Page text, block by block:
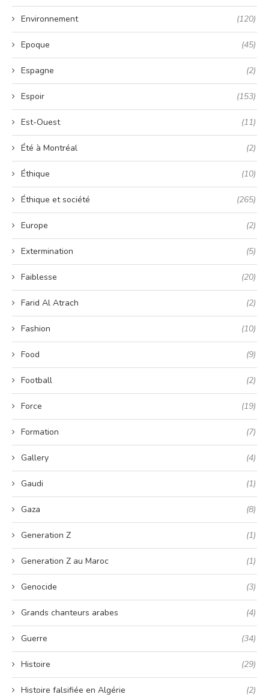
Environnement (120)
Epoque (45)
Espagne (2)
Espoir (153)
Est-Ouest (11)
Été à Montréal (2)
Éthique (10)
Éthique et société (265)
Europe (2)
Extermination (5)
Faiblesse (20)
Farid Al Atrach (2)
Fashion (10)
Food (9)
Football (2)
Force (19)
Formation (7)
Gallery (4)
Gaudi (1)
Gaza (8)
Generation Z (1)
Generation Z au Maroc (1)
Genocide (3)
Grands chanteurs arabes (4)
Guerre (34)
Histoire (29)
Histoire falsifiée en Algérie (2)